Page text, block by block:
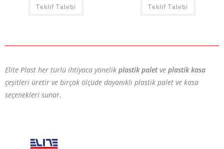
Teklif Talebi Teklif Talebi
Elite Plast her türlü ihtiyaca yönelik plastik paletve plastik kasa
çeşitleri üretir ve birçok ölçüde dayanıklı plastik palet ve kasa
seçenekleri sunar.